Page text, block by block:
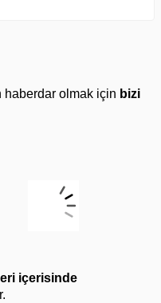
haberdar olmak için bizi
içerisinde